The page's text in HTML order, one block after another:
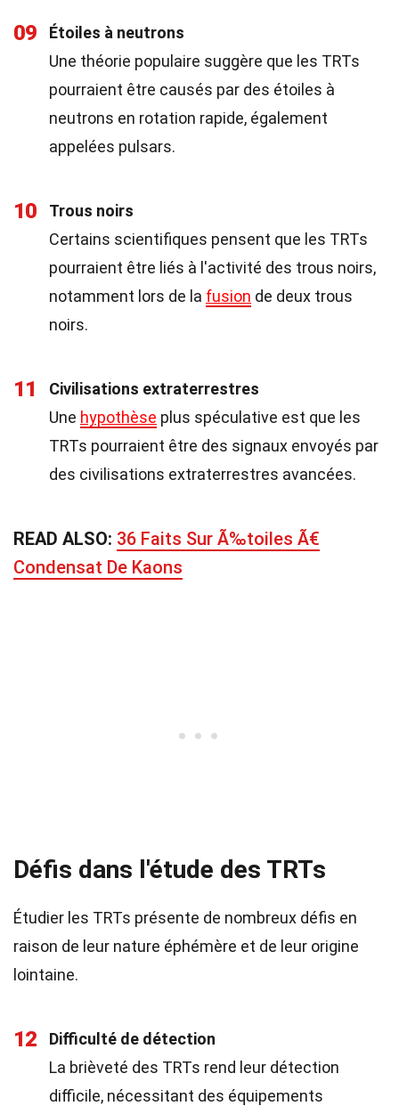
09
Étoiles à neutrons
Une théorie populaire suggère que les TRTs
pourraient être causés par des étoiles à
neutrons en rotation rapide, également
appelées pulsars.
10
Trous noirs
Certains scientifiques pensent que les TRTs
pourraient être liés à l'activité des trous noirs,
notamment lors de la fusion de deux trous
noirs.
11
Civilisations extraterrestres
Une hypothèse plus spéculative est que les
TRTs pourraient être des signaux envoyés par
des civilisations extraterrestres avancées.
READ ALSO: 36 Faits Sur Ã‰toiles Ã€
Condensat De Kaons
Défis dans l'étude des TRTs
Étudier les TRTs présente de nombreux défis en
raison de leur nature éphémère et de leur origine
lointaine.
12
Difficulté de détection
La brièveté des TRTs rend leur détection
difficile, nécessitant des équipements